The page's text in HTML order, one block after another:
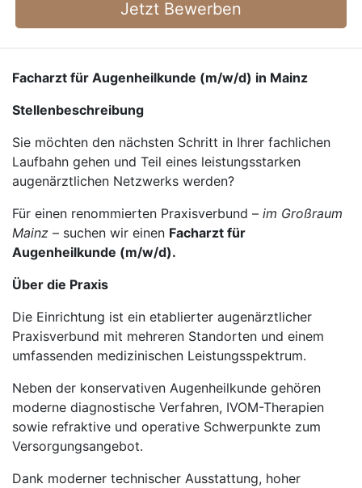
Jetzt Bewerben
Facharzt für Augenheilkunde (m/w/d) in Mainz
Stellenbeschreibung
Sie möchten den nächsten Schritt in Ihrer fachlichen
Laufbahn gehen und Teil eines leistungsstarken
augenärztlichen Netzwerks werden?
Für einen renommierten Praxisverbund – im Großraum
Mainz – suchen wir einen Facharzt für
Augenheilkunde (m/w/d).
Über die Praxis
Die Einrichtung ist ein etablierter augenärztlicher
Praxisverbund mit mehreren Standorten und einem
umfassenden medizinischen Leistungsspektrum.
Neben der konservativen Augenheilkunde gehören
moderne diagnostische Verfahren, IVOM-Therapien
sowie refraktive und operative Schwerpunkte zum
Versorgungsangebot.
Dank moderner technischer Ausstattung, hoher